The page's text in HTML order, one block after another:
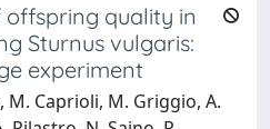
offspring quality in
Sturnus vulgaris:
experiment
M. Caprioli, M. Griggio, A.